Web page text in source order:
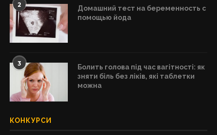
2
Домашний тест на беременность с
помощью йода
3
Болить голова під час вагітності: як
зняти біль без ліків, які таблетки
можна
КОНКУРСИ